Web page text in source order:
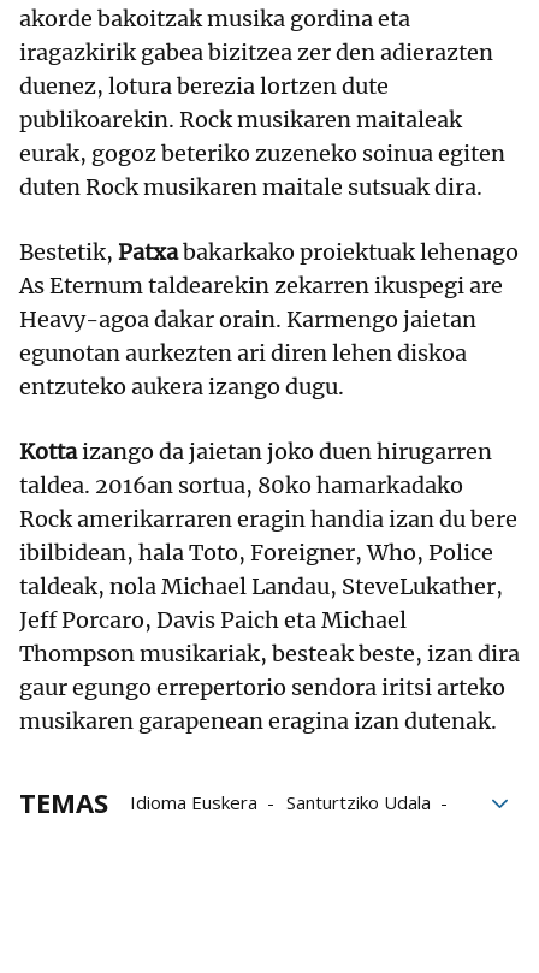
akorde bakoitzak musika gordina eta
iragazkirik gabea bizitzea zer den adierazten
duenez, lotura berezia lortzen dute
publikoarekin. Rock musikaren maitaleak
eurak, gogoz beteriko zuzeneko soinua egiten
duten Rock musikaren maitale sutsuak dira.
Bestetik, Patxabakarkako proiektuak lehenago
As Eternum taldearekin zekarren ikuspegi are
Heavy-agoa dakar orain. Karmengo jaietan
egunotan aurkezten ari diren lehen diskoa
entzuteko aukera izango dugu.
Kottaizango da jaietan joko duen hirugarren
taldea. 2016an sortua, 80ko hamarkadako
Rock amerikarraren eragin handia izan du bere
ibilbidean, hala Toto, Foreigner, Who, Police
taldeak, nola Michael Landau, SteveLukather,
Jeff Porcaro, Davis Paich eta Michael
Thompson musikariak, besteak beste, izan dira
gaur egungo errepertorio sendora iritsi arteko
musikaren garapenean eragina izan dutenak.​
TEMAS Idioma Euskera
Santurtziko Udala